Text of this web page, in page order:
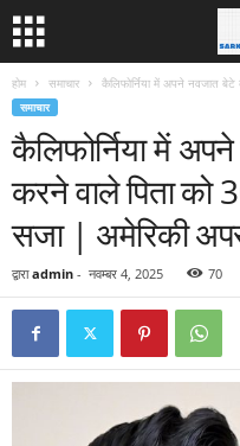
होम समाचार कैलिफोर्निया में अपने नवजात बेटे
समाचार
कैलिफोर्निया में
करने वाले पिता
सजा | अमेरिकी
द्वारा admin - नवम्बर 4, 2025 70